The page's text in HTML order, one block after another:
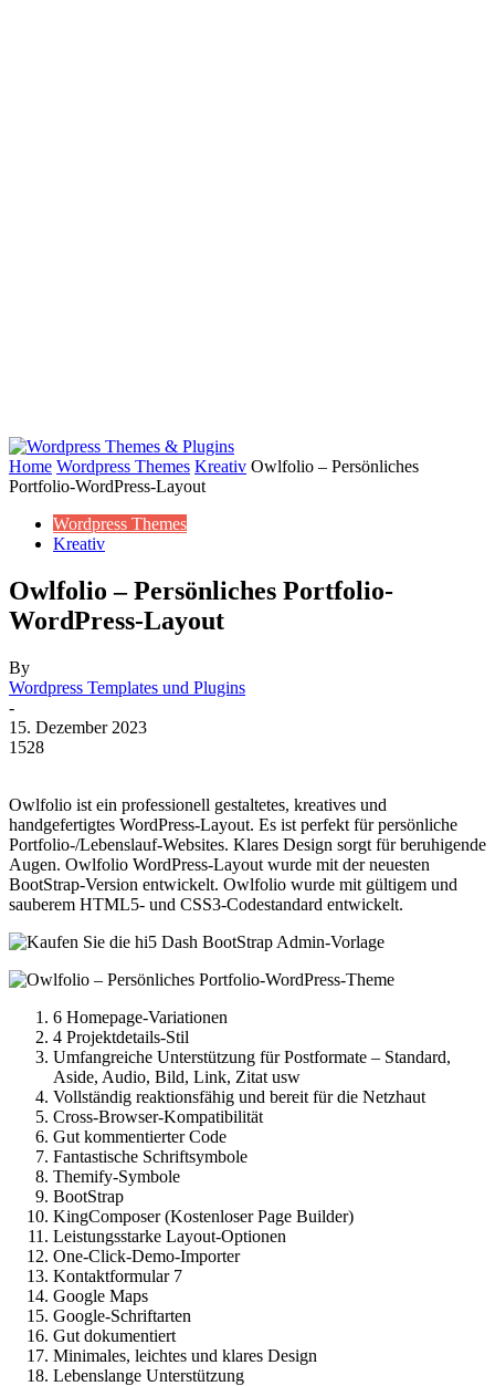
Home Wordpress Themes Kreativ Owlfolio – Persönliches
Portfolio-WordPress-Layout
Wordpress Themes
Kreativ
Owlfolio – Persönliches Portfolio-
WordPress-Layout
By
Wordpress Templates und Plugins
-
15. Dezember 2023
1528
Owlfolio ist ein professionell gestaltetes, kreatives und
handgefertigtes WordPress-Layout. Es ist perfekt für persönliche
Portfolio-/Lebenslauf-Websites. Klares Design sorgt für beruhigende
Augen. Owlfolio WordPress-Layout wurde mit der neuesten
BootStrap-Version entwickelt. Owlfolio wurde mit gültigem und
sauberem HTML5- und CSS3-Codestandard entwickelt.
6 Homepage-Variationen
4 Projektdetails-Stil
Umfangreiche Unterstützung für Postformate – Standard,
Aside, Audio, Bild, Link, Zitat usw
Vollständig reaktionsfähig und bereit für die Netzhaut
Cross-Browser-Kompatibilität
Gut kommentierter Code
Fantastische Schriftsymbole
Themify-Symbole
BootStrap
KingComposer (Kostenloser Page Builder)
Leistungsstarke Layout-Optionen
One-Click-Demo-Importer
Kontaktformular 7
Google Maps
Google-Schriftarten
Gut dokumentiert
Minimales, leichtes und klares Design
Lebenslange Unterstützung